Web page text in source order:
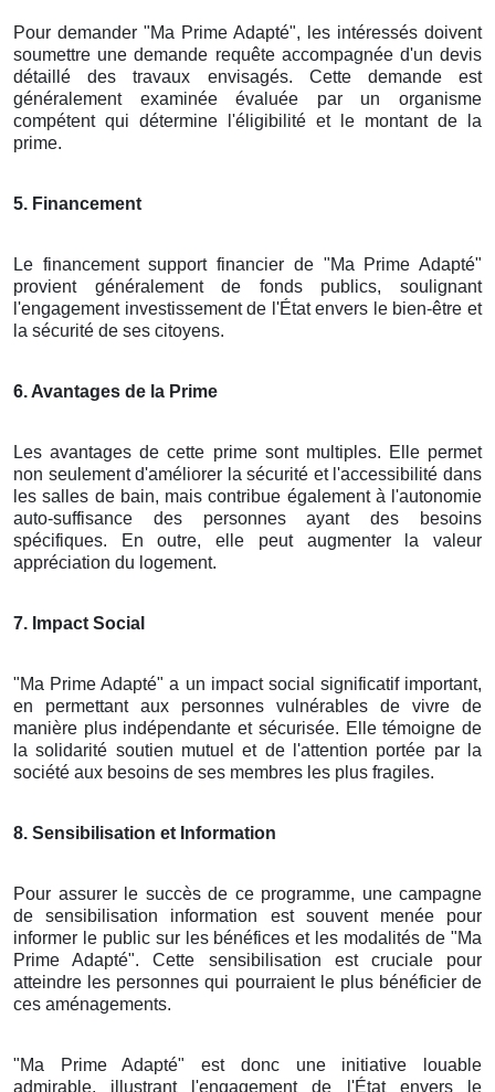
Pour demander "Ma Prime Adapté", les intéressés doivent
soumettre une demande requête accompagnée d'un devis
détaillé des travaux envisagés. Cette demande est
généralement examinée évaluée par un organisme
compétent qui détermine l'éligibilité et le montant de la
prime.
5. Financement
Le financement support financier de "Ma Prime Adapté"
provient généralement de fonds publics, soulignant
l'engagement investissement de l'État envers le bien-être et
la sécurité de ses citoyens.
6. Avantages de la Prime
Les avantages de cette prime sont multiples. Elle permet
non seulement d'améliorer la sécurité et l'accessibilité dans
les salles de bain, mais contribue également à l'autonomie
auto-suffisance des personnes ayant des besoins
spécifiques. En outre, elle peut augmenter la valeur
appréciation du logement.
7. Impact Social
"Ma Prime Adapté" a un impact social significatif important,
en permettant aux personnes vulnérables de vivre de
manière plus indépendante et sécurisée. Elle témoigne de
la solidarité soutien mutuel et de l'attention portée par la
société aux besoins de ses membres les plus fragiles.
8. Sensibilisation et Information
Pour assurer le succès de ce programme, une campagne
de sensibilisation information est souvent menée pour
informer le public sur les bénéfices et les modalités de "Ma
Prime Adapté". Cette sensibilisation est cruciale pour
atteindre les personnes qui pourraient le plus bénéficier de
ces aménagements.
"Ma Prime Adapté" est donc une initiative louable
admirable, illustrant l'engagement de l'État envers le